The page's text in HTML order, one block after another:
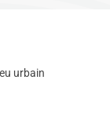
urbain